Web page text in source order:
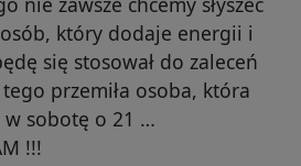
który dodaje energii i
się stosował do zaleceń
przemiła osoba, która
sobotę o 21 …
!!!